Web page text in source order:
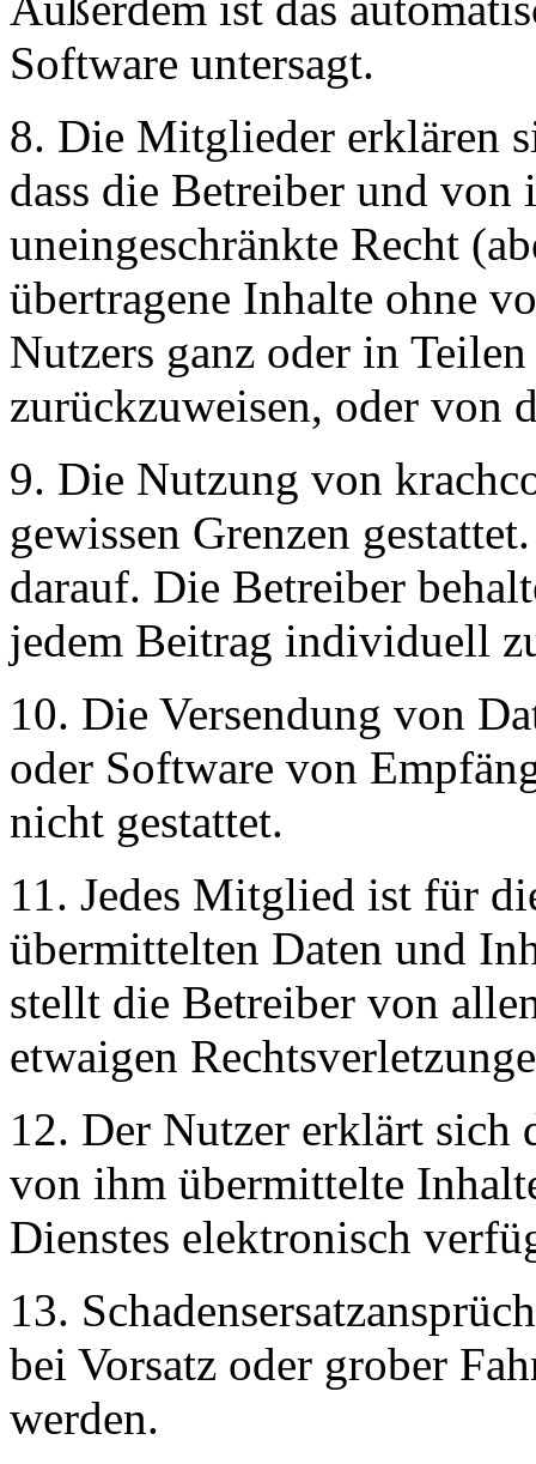
Software untersagt.
8. Die Mitglieder erklären
dass die Betreiber und von
uneingeschränkte Recht
übertragene Inhalte ohne
Nutzers ganz oder in
zurückzuweisen, oder von
9. Die Nutzung von
gewissen Grenzen
darauf. Die Betreiber
jedem Beitrag individuell
10. Die Versendung von
oder Software von
nicht gestattet.
11. Jedes Mitglied ist für
übermittelten Daten und
stellt die Betreiber von
etwaigen
12. Der Nutzer erklärt sich
von ihm übermittelte
Dienstes elektronisch
13.
bei Vorsatz oder grober
werden.